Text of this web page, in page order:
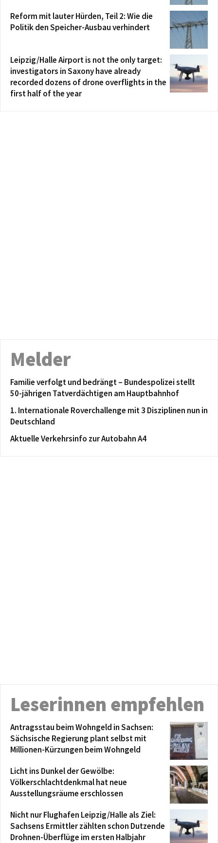
Reform mit lauter Hürden, Teil 2: Wie die
Politik den Speicher-Ausbau verhindert
Leipzig/Halle Airport is not the only target:
investigators in Saxony have already
recorded dozens of drone overflights in the
first half of the year
Melder
Familie verfolgt und bedrängt – Bundespolizei stellt
50-jährigen Tatverdächtigen am Hauptbahnhof
1. Internationale Roverchallenge mit 3 Disziplinen nun in
Deutschland
Aktuelle Verkehrsinfo zur Autobahn A4
Leserinnen empfehlen
Antragsstau beim Wohngeld in Sachsen:
Sächsische Regierung plant selbst mit
Millionen-Kürzungen beim Wohngeld
Licht ins Dunkel der Gewölbe:
Völkerschlachtdenkmal hat neue
Ausstellungsräume erschlossen
Nicht nur Flughafen Leipzig/Halle als Ziel:
Sachsens Ermittler zählten schon Dutzende
Drohnen-Überflüge im ersten Halbjahr